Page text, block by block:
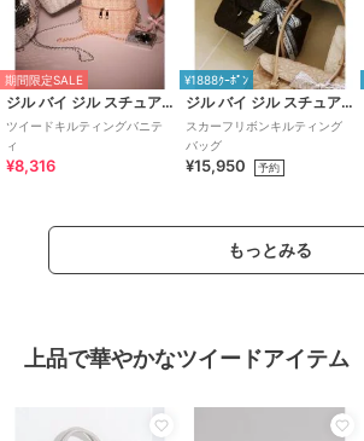
期間限定SALE
ジル バイ ジル スチュアート
ツイードキルティングバニテ
ィ
¥8,316
¥1888ｸｰﾎﾟﾝ
ジル バイ ジル スチュアート
スカーフリボンキルティング
バッグ
¥15,950 予約
もっとみる
上品で華やかなツイードアイテム